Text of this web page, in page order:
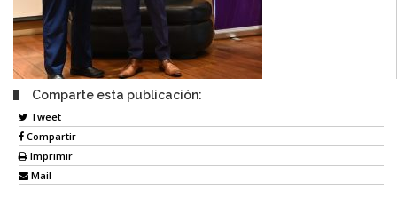
Comparte esta publicación:
Tweet
Compartir
Imprimir
Mail